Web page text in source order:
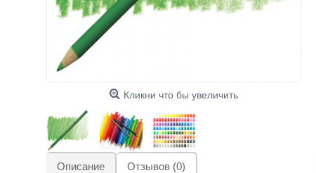
Кликни что бы увеличить
Описание Отзывов (0)